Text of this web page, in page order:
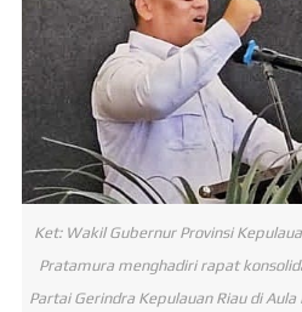
Ket: Wakil Gubernur Provinsi
Pratamura menghadiri rapat
Partai Gerindra Kepulauan Riau di